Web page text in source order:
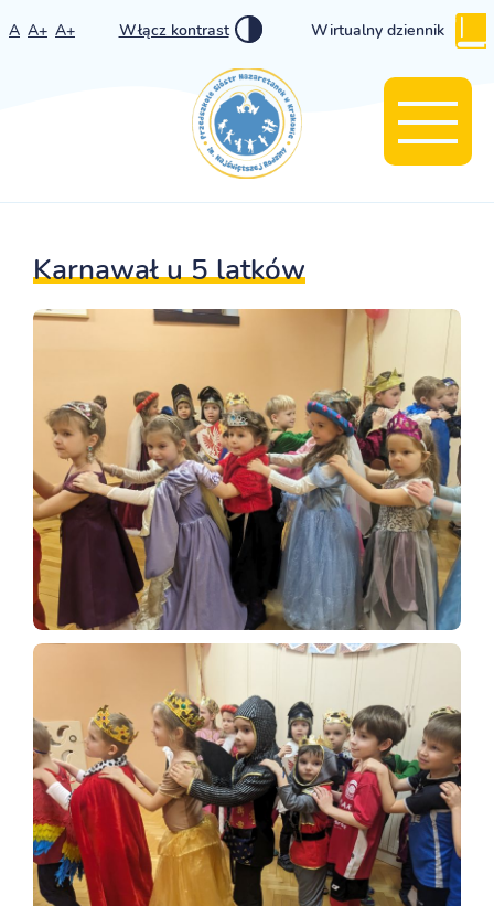
A A+ A+ Włącz kontrast Wirtualny dziennik
Karnawał u 5 latków